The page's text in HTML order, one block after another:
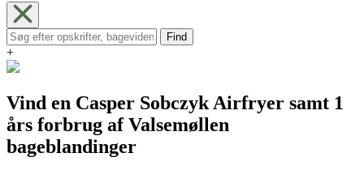
Find
+
Vind en Casper Sobczyk Airfryer samt 1
års forbrug af Valsemøllen
bageblandinger